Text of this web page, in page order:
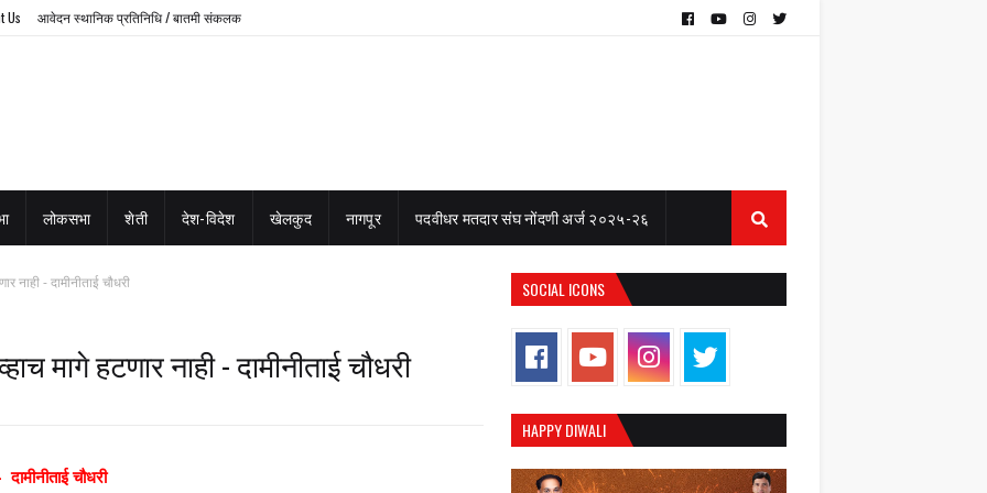
Us आवेदन स्थानिक प्रतिनिधि / बातमी संकलक
लोकसभा शेती देश-विदेश खेलकुद नागपूर पदवीधर मतदार संघ नोंदणी अर्ज २०२५-२६
नाही - दामीनीताई चौधरी
मागे हटणार नाही - दामीनीताई चौधरी
चौधरी
SOCIAL ICONS
HAPPY DIWALI